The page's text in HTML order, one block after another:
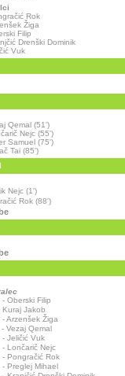
Rok
Žiga
Filip
Drenški Dominik
Vuk
Qemal (51')
Nejc (55')
Samuel (75')
Tai (85')
Nejc (1')
Rok (88')
- Oberski Filip
Kuraj Jakob
- Arzenšek Žiga
- Vezaj Qemal
- Jeličić Vuk
- Lončarič Nejc
- Pongračić Rok
- Preglej Mihael